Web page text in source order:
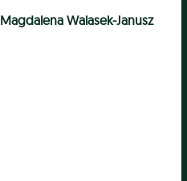
Magdalena Walasek-Janusz